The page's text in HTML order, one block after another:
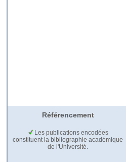
Référencement
Les publications encodées
constituent la bibliographie académique
de l'Université.